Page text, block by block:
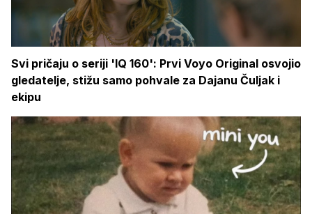
Svi pričaju o seriji 'IQ 160': Prvi Voyo Original osvojio
gledatelje, stižu samo pohvale za Dajanu Čuljak i
ekipu